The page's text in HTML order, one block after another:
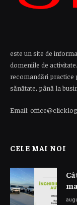
este un site de
domeniile de
recomandări practice
sănătate, până la
Email:
CELE MAI NOI